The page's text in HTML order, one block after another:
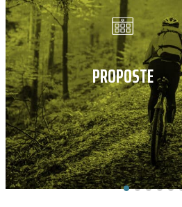
PROPOSTE